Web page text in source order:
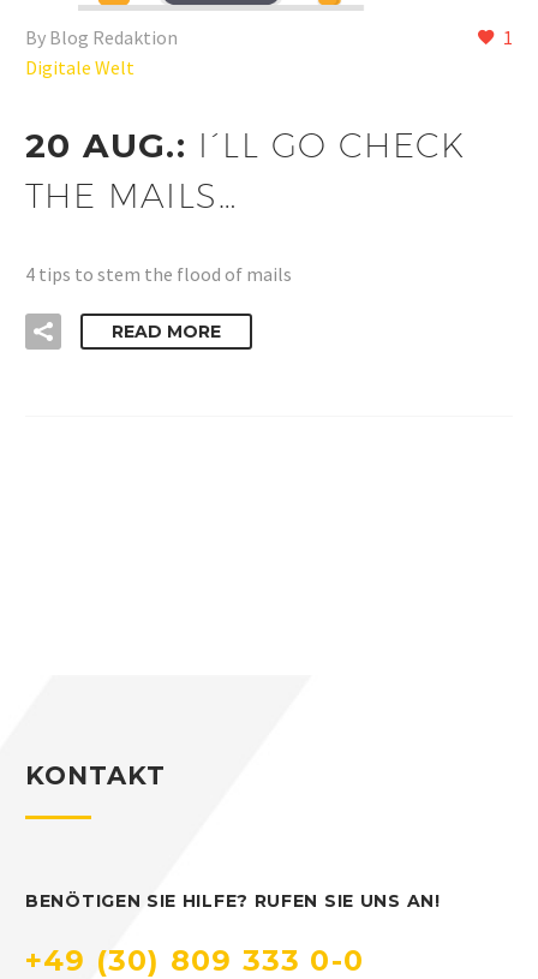
1
By Blog Redaktion
Digitale Welt
20 AUG.: I´LL GO CHECK
THE MAILS…
4 tips to stem the flood of mails
READ MORE
KONTAKT
BENÖTIGEN SIE HILFE? RUFEN SIE UNS AN!
+49 (30) 809 333 0-0